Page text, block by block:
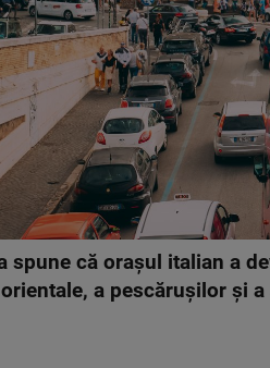
spune că oraşul italian a
a pescăruşilor şi